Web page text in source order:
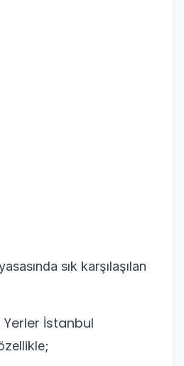
sık karşılaşılan
İstanbul